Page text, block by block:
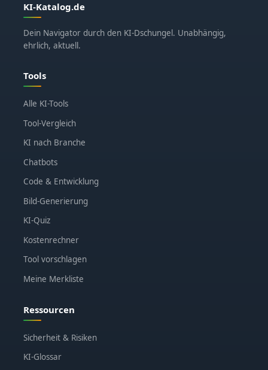
KI-Katalog.de
Dein Navigator durch den KI-Dschungel. Unabhängig,
ehrlich, aktuell.
Tools
Alle KI-Tools
Tool-Vergleich
KI nach Branche
Chatbots
Code & Entwicklung
Bild-Generierung
KI-Quiz
Kostenrechner
Tool vorschlagen
Meine Merkliste
Ressourcen
Sicherheit & Risiken
KI-Glossar